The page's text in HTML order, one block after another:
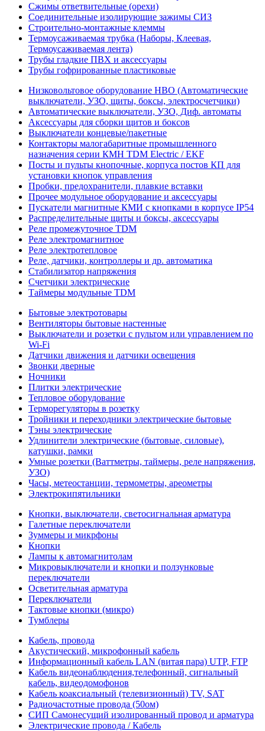
Сжимы ответвительные (орехи)
Соединительные изолирующие зажимы СИЗ
Строительно-монтажные клеммы
Термоусаживаемая трубка (Наборы, Клеевая,
Термоусаживаемая лента)
Трубы гладкие ПВХ и аксессуары
Трубы гофрированные пластиковые
Низковольтовое оборудование НВО (Автоматические
выключатели, УЗО, щиты, боксы, электросчетчики)
Автоматические выключатели, УЗО, Диф. автоматы
Аксессуары для сборки щитов и боксов
Выключатели концевые/пакетные
Контакторы малогабаритные промышленного
назначения серии КМН TDM Electric / EKF
Посты и пульты кнопочные, корпуса постов КП для
установки кнопок управления
Пробки, предохранители, плавкие вставки
Прочее модульное оборудование и аксессуары
Пускатели магнитные КМИ с кнопками в корпусе IP54
Распределительные щиты и боксы, аксессуары
Реле промежуточное TDM
Реле электромагнитное
Реле электротепловое
Реле, датчики, контроллеры и др. автоматика
Стабилизатор напряжения
Счетчики электрические
Таймеры модульные TDM
Бытовые электротовары
Вентиляторы бытовые настенные
Выключатели и розетки с пультом или управлением по
Wi-Fi
Датчики движения и датчики освещения
Звонки дверные
Ночники
Плитки электрические
Тепловое оборудование
Терморегуляторы в розетку
Тройники и переходники электрические бытовые
Тэны электрические
Удлинители электрические (бытовые, силовые),
катушки, рамки
Умные розетки (Ваттметры, таймеры, реле напряжения,
УЗО)
Часы, метеостанции, термометры, ареометры
Электрокипятильники
Кнопки, выключатели, светосигнальная арматура
Галетные переключатели
Зуммеры и микрфоны
Кнопки
Лампы к автомагнитолам
Микровыключатели и кнопки и ползунковые
переключатели
Осветительная арматура
Переключатели
Тактовые кнопки (микро)
Тумблеры
Кабель, провода
Акустический, микрофонный кабель
Информационный кабель LAN (витая пара) UTP, FTP
Кабель видеонаблюдения,телефонный, сигнальный
кабель, видеодомофонов
Кабель коаксиальный (телевизионный) TV, SAT
Радиочастотные провода (50ом)
СИП Самонесущий изолированный провод и арматура
Электрические провода / Кабель